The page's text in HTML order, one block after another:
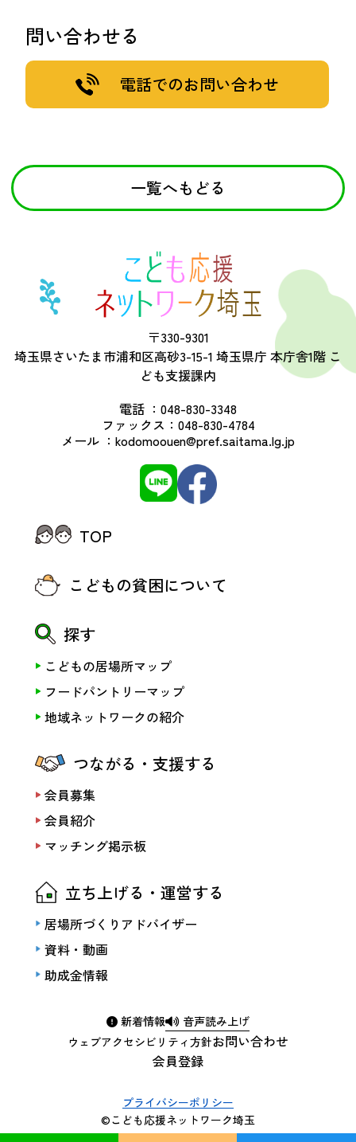
問い合わせる
電話でのお問い合わせ
一覧へもどる
〒330-9301
埼玉県さいたま市浦和区高砂3-15-1 埼玉県庁 本庁舎1階 こ
ども支援課内
電話 ： 048-830-3348
ファックス： 048-830-4784
メール ： kodomoouen@pref.saitama.lg.jp
新着情報 音声読み上げ
会員登録
お問い合わせ
ウェブアクセシビリティ方針
TOP
こどもの貧困について
探す
こどもの居場所マップ
フードパントリーマップ
地域ネットワークの紹介
つながる・支援する
会員募集
会員紹介
マッチング掲示板
立ち上げる・運営する
居場所づくりアドバイザー
資料・動画
助成金情報
プライバシーポリシー
©こども応援ネットワーク埼玉